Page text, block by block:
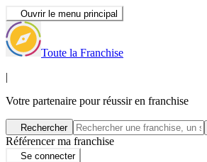
Ouvrir le menu principal
Toute la Franchise
|
Votre partenaire pour réussir en franchise
Rechercher
Référencer ma franchise
Se connecter